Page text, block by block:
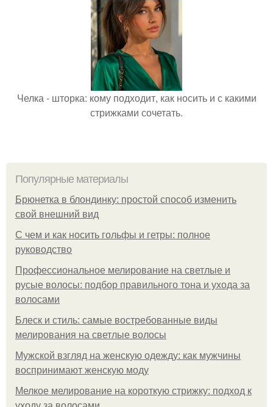
Челка - шторка: кому подходит, как носить и с какими
стрижками сочетать.
Популярные материалы
Брюнетка в блондинку: простой способ изменить
свой внешний вид
С чем и как носить гольфы и гетры: полное
руководство
Профессиональное мелирование на светлые и
русые волосы: подбор правильного тона и ухода за
волосами
Блеск и стиль: самые востребованные виды
мелирования на светлые волосы
Мужской взгляд на женскую одежду: как мужчины
воспринимают женскую моду
Мелкое мелирование на короткую стрижку: подход к